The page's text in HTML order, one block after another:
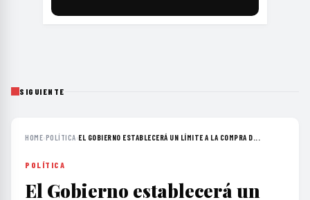
SIGUIENTE
HOME›POLÍTICA›EL GOBIERNO ESTABLECERÁ UN LÍMITE A LA COMPRA D...
POLÍTICA
El Gobierno establecerá un